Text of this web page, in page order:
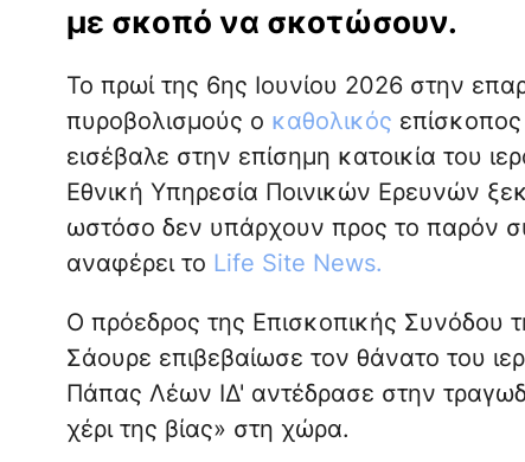
με σκοπό να σκοτώσουν.
Το πρωί της 6ης Ιουνίου 2026 στην
πυροβολισμούς ο καθολικός
εισέβαλε στην επίσημη κατοικία του
Εθνική Υπηρεσία Ποινικών Ερευνών
ωστόσο δεν υπάρχουν προς το παρόν
αναφέρει το Life Site News.
Ο πρόεδρος της Επισκοπικής Συνόδου
Σάουρε επιβεβαίωσε τον θάνατο του
Πάπας Λέων ΙΔ' αντέδρασε στην
χέρι της βίας» στη χώρα.